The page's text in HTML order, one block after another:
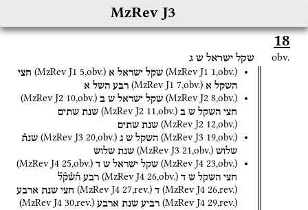
MzRev J3
18
obv. שקל ישראל ש ג
(MzRev J1 1,obv.) שקל ישראל א (MzRev J1 5,obv.)
חצי
השקל א (MzRev J1 7,obv.) רבע השל א
(MzRev J2 8,obv.) שקל ישראל ש ב (MzRev J2 10,obv.)
חצי השקל ש ב (MzRev J2 11,obv.) שנת שתים
(MzRev J2 12,obv.) שנת שתים
(MzRev J3 19,obv.) השקל ש ג (MzRev J3 20,obv.)
שנת֯
שלוש
(MzRev J3 21,obv.) שנת שלוש
(MzRev J4 23,obv.) שקל ישראל ש ד (MzRev J4 25,obv.)
חצי השקל ש ד (MzRev J4 26,obv.) רבע ה֯ש֯ק֯ל֯
(MzRev J4 26,rev.) ד (MzRev J4 27,rev.) חצי שנת ארבע
(MzRev J4 29,rev.) רביע שנת ארבע (MzRev J4 30,rev.)